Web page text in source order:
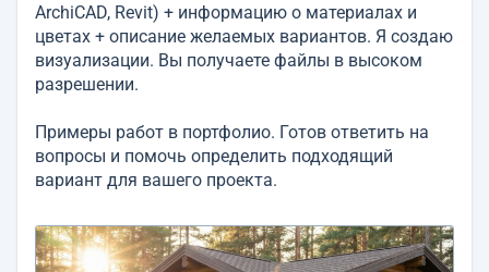
ArchiCAD, Revit) + информацию о материалах и
цветах + описание желаемых вариантов. Я создаю
визуализации. Вы получаете файлы в высоком
разрешении.
Примеры работ в портфолио. Готов ответить на
вопросы и помочь определить подходящий
вариант для вашего проекта.